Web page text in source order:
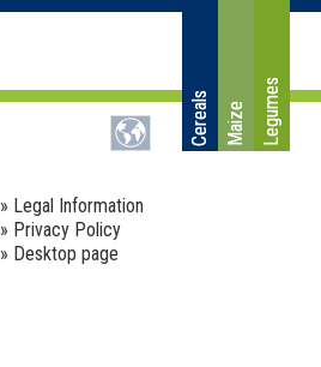
Cereals Maize Legumes
» Legal Information
» Privacy Policy
» Desktop page